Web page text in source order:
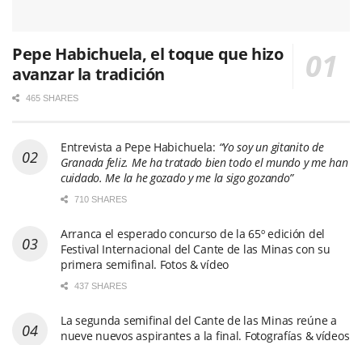
Pepe Habichuela, el toque que hizo
avanzar la tradición
465 SHARES
Entrevista a Pepe Habichuela: “Yo soy un gitanito de
Granada feliz. Me ha tratado bien todo el mundo y me han
cuidado. Me la he gozado y me la sigo gozando”
710 SHARES
Arranca el esperado concurso de la 65º edición del
Festival Internacional del Cante de las Minas con su
primera semifinal. Fotos & vídeo
437 SHARES
La segunda semifinal del Cante de las Minas reúne a
nueve nuevos aspirantes a la final. Fotografías & vídeos